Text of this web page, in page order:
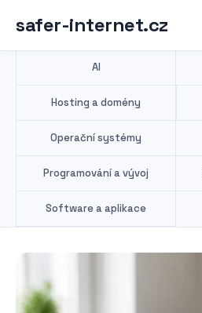
safer-internet.cz
AI
Hosting a domény
Operační systémy
Programování a vývoj
Software a aplikace